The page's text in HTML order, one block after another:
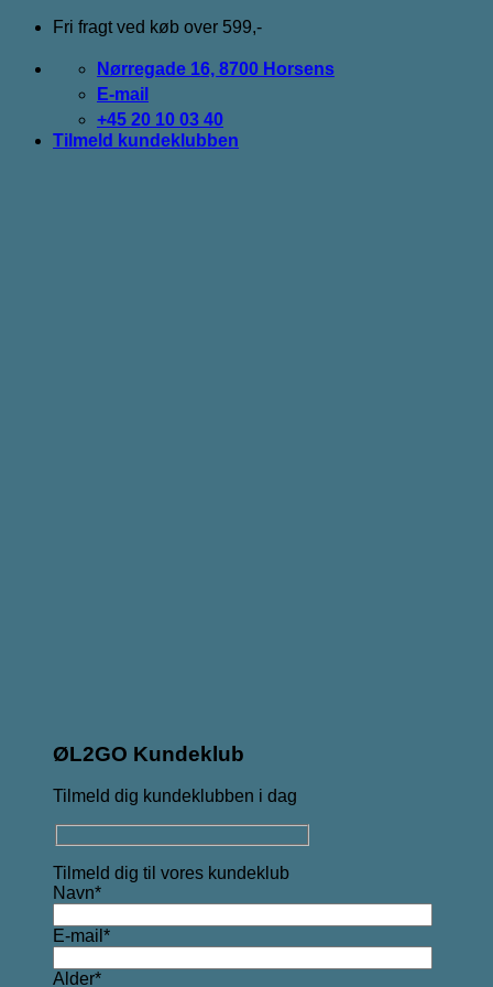
Fortsæt
indhold
Fri fragt ved køb over 599,-
Nørregade 16, 8700 Horsens
E-mail
+45 20 10 03 40
Tilmeld kundeklubben
ØL2GO Kundeklub
Tilmeld dig kundeklubben i dag
Tilmeld dig til vores kundeklub
Navn*
E-mail*
Alder*